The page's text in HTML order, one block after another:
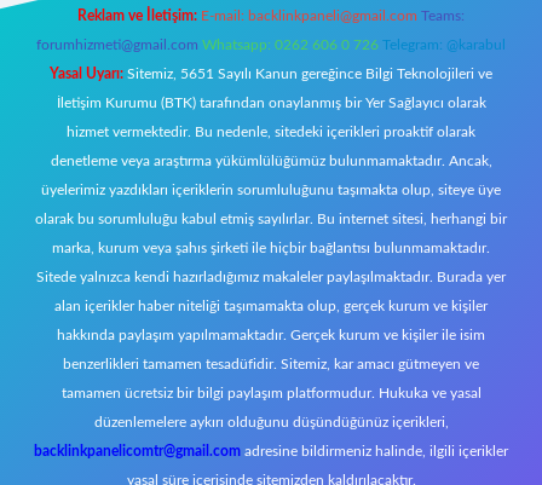
Reklam ve İletişim: E-mail: backlinkpaneli@gmail.com Teams:
forumhizmeti@gmail.com Whatsapp: 0262 606 0 726 Telegram: @karabul
Yasal Uyarı: Sitemiz, 5651 Sayılı Kanun gereğince Bilgi Teknolojileri ve
İletişim Kurumu (BTK) tarafından onaylanmış bir Yer Sağlayıcı olarak
hizmet vermektedir. Bu nedenle, sitedeki içerikleri proaktif olarak
denetleme veya araştırma yükümlülüğümüz bulunmamaktadır. Ancak,
üyelerimiz yazdıkları içeriklerin sorumluluğunu taşımakta olup, siteye üye
olarak bu sorumluluğu kabul etmiş sayılırlar. Bu internet sitesi, herhangi bir
marka, kurum veya şahıs şirketi ile hiçbir bağlantısı bulunmamaktadır.
Sitede yalnızca kendi hazırladığımız makaleler paylaşılmaktadır. Burada yer
alan içerikler haber niteliği taşımamakta olup, gerçek kurum ve kişiler
hakkında paylaşım yapılmamaktadır. Gerçek kurum ve kişiler ile isim
benzerlikleri tamamen tesadüfidir. Sitemiz, kar amacı gütmeyen ve
tamamen ücretsiz bir bilgi paylaşım platformudur. Hukuka ve yasal
düzenlemelere aykırı olduğunu düşündüğünüz içerikleri,
backlinkpanelicomtr@gmail.com adresine bildirmeniz halinde, ilgili içerikler
yasal süre içerisinde sitemizden kaldırılacaktır.